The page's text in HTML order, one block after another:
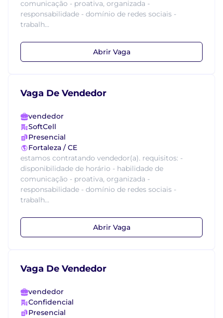
comunicação - proativa, organizada -
responsabilidade - domínio de redes sociais -
trabalh...
Abrir Vaga
Vaga De Vendedor
vendedor
SoftCell
Presencial
Fortaleza / CE
estamos contratando vendedor(a). requisitos: -
disponibilidade de horário - habilidade de
comunicação - proativa, organizada -
responsabilidade - domínio de redes sociais -
trabalh...
Abrir Vaga
Vaga De Vendedor
vendedor
Confidencial
Presencial